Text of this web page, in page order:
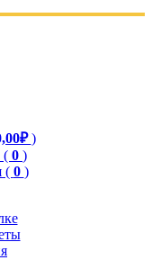
)
( 0 )
( 0 )